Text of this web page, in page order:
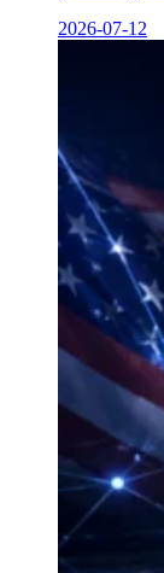
2026-07-12